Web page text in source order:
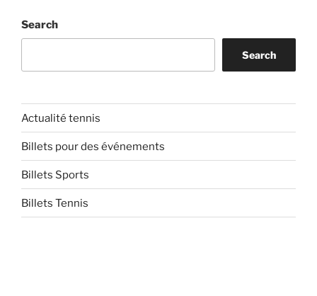
Search
Search
Actualité tennis
Billets pour des événements
Billets Sports
Billets Tennis